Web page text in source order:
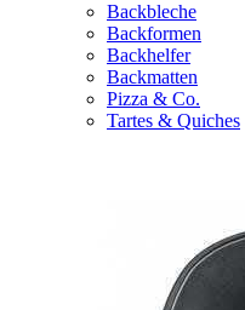
Backbleche
Backformen
Backhelfer
Backmatten
Pizza & Co.
Tartes & Quiches